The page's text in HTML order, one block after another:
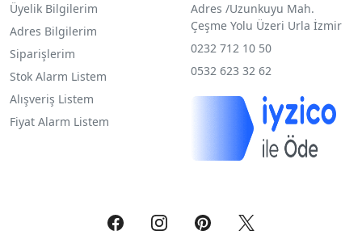
Üyelik Bilgilerim
Adres Bilgilerim
Siparişlerim
Stok Alarm Listem
Alışveriş Listem
Fiyat Alarm Listem
Adres /Uzunkuyu Mah.
Çeşme Yolu Üzeri Urla İzmir
0232 712 10 50
0532 623 32 62